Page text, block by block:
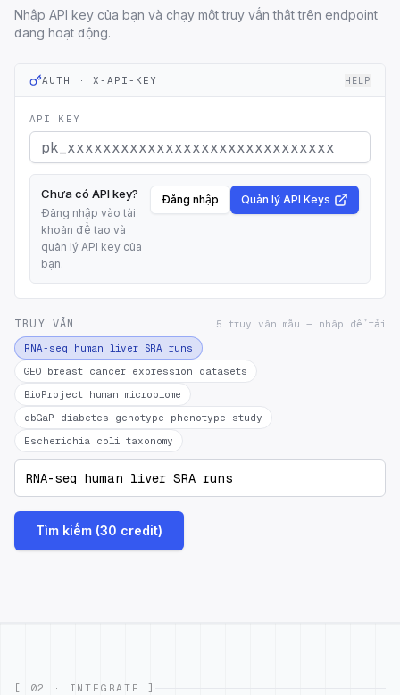
Nhập API key của bạn và chạy một truy vấn thật trên endpoint
đang hoạt động.
AUTH · X-API-KEY HELP
API KEY
Chưa có API key?
Đăng nhập vào tài
khoản để tạo và
quản lý API key của
bạn.
Đăng nhập Quản lý API Keys
TRUY VẤN 5 truy vấn mẫu — nhấp để tải
RNA-seq human liver SRA runs
GEO breast cancer expression datasets
BioProject human microbiome
dbGaP diabetes genotype-phenotype study
Escherichia coli taxonomy
Tìm kiếm (30 credit)
[ 02 · INTEGRATE ]